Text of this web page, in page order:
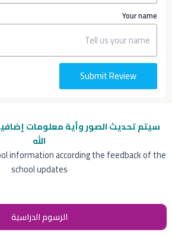
سيتم تحديث الصور وأية معلومات
الله
information according the feedback of the
school updates
الرسوم الدراسية
Your name
Submit Review